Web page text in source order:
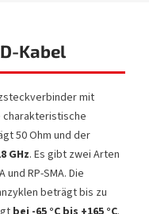
Kabel
mit
charakteristische
50 Ohm und der
GHz. Es gibt zwei Arten
RP-SMA. Die
beträgt bis zu